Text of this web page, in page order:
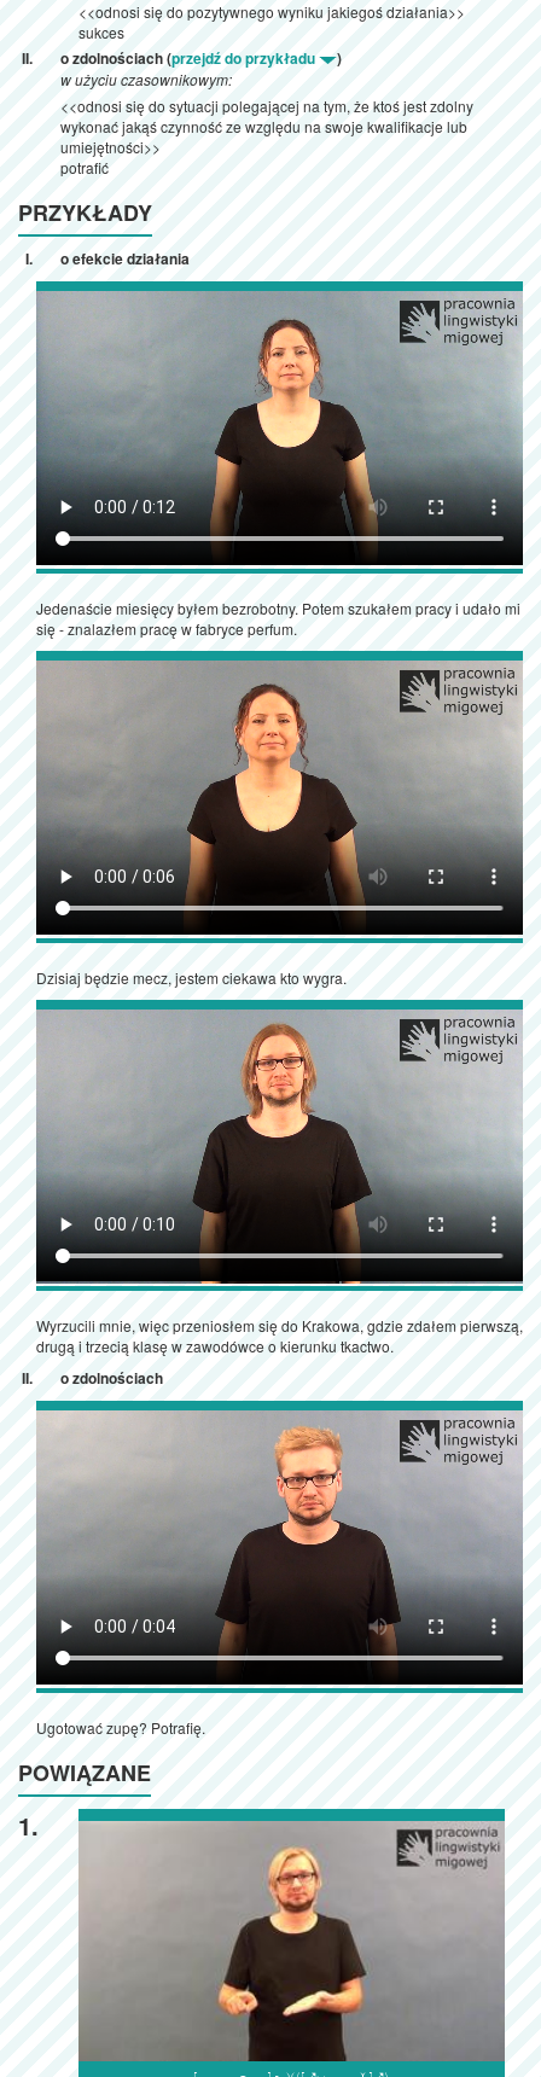
<<odnosi się do pozytywnego wyniku jakiegoś działania>>
sukces
o zdolnościach (przejdź do przykładu )
w użyciu czasownikowym:
<<odnosi się do sytuacji polegającej na tym, że ktoś jest zdolny
wykonać jakąś czynność ze względu na swoje kwalifikacje lub
umiejętności>>
potrafić
PRZYKŁADY
o efekcie działania
Jedenaście miesięcy byłem bezrobotny. Potem szukałem pracy i udało mi
się - znalazłem pracę w fabryce perfum.
Dzisiaj będzie mecz, jestem ciekawa kto wygra.
Wyrzucili mnie, więc przeniosłem się do Krakowa, gdzie zdałem pierwszą,
drugą i trzecią klasę w zawodówce o kierunku tkactwo.
o zdolnościach
Ugotować zupę? Potrafię.
POWIĄZANE
1.